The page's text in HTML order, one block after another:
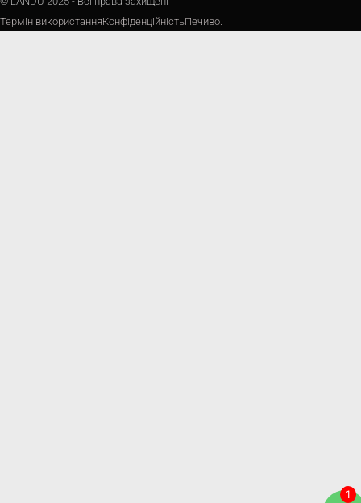
Термін використанняКонфіденційністьПечиво.